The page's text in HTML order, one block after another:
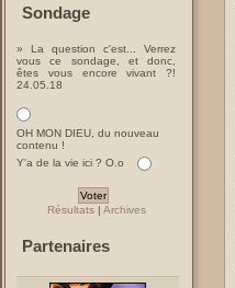
Sondage
» La question c'est... Verrez
vous ce sondage, et donc,
êtes vous encore vivant ?!
24.05.18
OH MON DIEU, du nouveau
contenu !
Y'a de la vie ici ? O.o
Résultats| Archives
Partenaires